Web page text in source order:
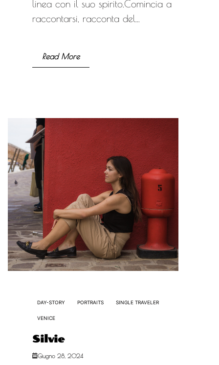
linea con il suo spirito.Comincia a
raccontarsi, racconta del...
Read More
DAY-STORY PORTRAITS SINGLE TRAVELER
VENICE
Silvie
Giugno 28, 2024